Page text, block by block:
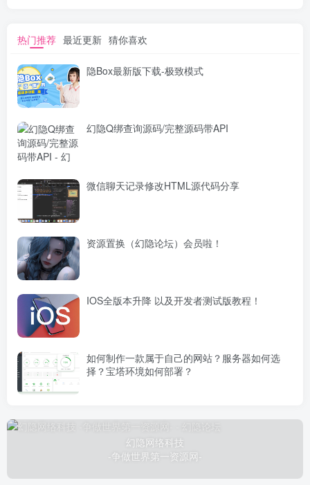
热门推荐 最近更新 猜你喜欢
隐Box最新版下载-极致模式
幻隐Q绑查询源码/完整源码带API
微信聊天记录修改HTML源代码分享
资源置换（幻隐论坛）会员啦！
IOS全版本升降 以及开发者测试版教程！
如何制作一款属于自己的网站？服务器如何选
择？宝塔环境如何部署？
幻隐网络科技
-争做世界第一资源网-